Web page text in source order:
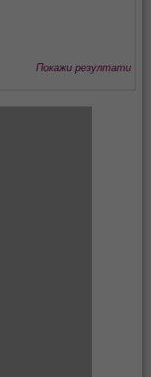
Покажи резултати